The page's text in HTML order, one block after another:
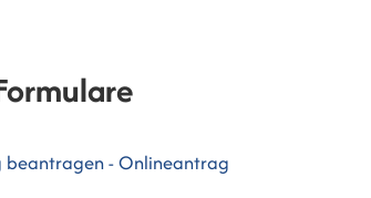
beantragen - Onlineantrag